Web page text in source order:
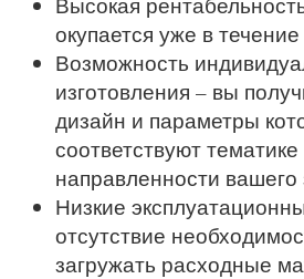
окупается уже в
Возможность
изготовления – вы
дизайн и параметры
соответствуют тематике
направленности вашего
Низкие
отсутствие
загружать расходные